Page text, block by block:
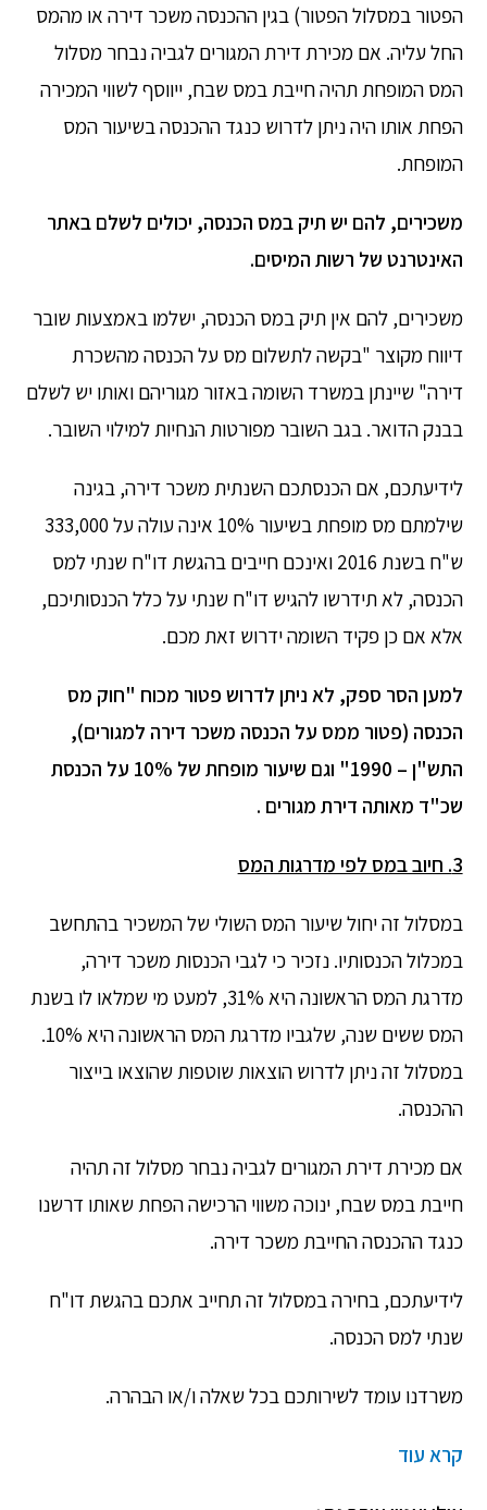
הפטור במסלול הפטור) בגין ההכנסה משכר דירה או מהמס
החל עליה. אם מכירת דירת המגורים לגביה נבחר מסלול
המס המופחת תהיה חייבת במס שבח, ייווסף לשווי המכירה
הפחת אותו היה ניתן לדרוש כנגד ההכנסה בשיעור המס
המופחת.
משכירים, להם יש תיק במס הכנסה, יכולים לשלם באתר
האינטרנט של רשות המיסים.
משכירים, להם אין תיק במס הכנסה, ישלמו באמצעות שובר
דיווח מקוצר "בקשה לתשלום מס על הכנסה מהשכרת
דירה" שיינתן במשרד השומה באזור מגוריהם ואותו יש לשלם
בבנק הדואר. בגב השובר מפורטות הנחיות למילוי השובר.
לידיעתכם, אם הכנסתכם השנתית משכר דירה, בגינה
שילמתם מס מופחת בשיעור 10% אינה עולה על 333,000
ש"ח בשנת 2016 ואינכם חייבים בהגשת דו"ח שנתי למס
הכנסה, לא תידרשו להגיש דו"ח שנתי על כלל הכנסותיכם,
אלא אם כן פקיד השומה ידרוש זאת מכם.
למען הסר ספק, לא ניתן לדרוש פטור מכוח "חוק מס
הכנסה (פטור ממס על הכנסה משכר דירה למגורים),
התש"ן – 1990" וגם שיעור מופחת של 10% על הכנסת
שכ"ד מאותה דירת מגורים .
3. חיוב במס לפי מדרגות המס
​במסלול זה יחול שיעור המס השולי של המשכיר בהתחשב
במכלול הכנסותיו. נזכיר כי לגבי הכנסות משכר דירה,
מדרגת המס הראשונה היא 31%, למעט מי שמלאו לו בשנת
המס ששים שנה, שלגביו מדרגת המס הראשונה היא 10%.
במסלול זה ניתן לדרוש הוצאות שוטפות שהוצאו בייצור
ההכנסה.
אם מכירת דירת המגורים לגביה נבחר מסלול זה תהיה
חייבת במס שבח, ינוכה משווי הרכישה הפחת שאותו דרשנו
כנגד ההכנסה החייבת משכר דירה.
לידיעתכם, בחירה במסלול זה תחייב אתכם בהגשת דו"ח
שנתי למס הכנסה.
משרדנו עומד לשירותכם בכל שאלה ו/או הבהרה.
קרא עוד